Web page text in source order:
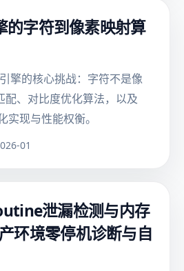
的字符到像素映射算
擎的核心挑战：字符不是像
配、对比度优化算法，以及
现与性能权衡。
01
泄漏检测与内存
环境零停机诊断与自